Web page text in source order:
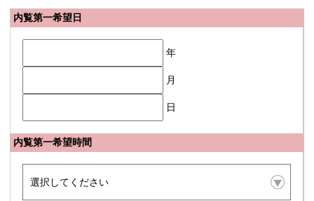
内覧第一希望日
年
月
日
内覧第一希望時間